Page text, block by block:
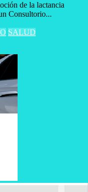
de la lactancia
Consultorio...
SALUD